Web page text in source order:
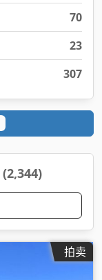
70
23
307
(2,344)
拍卖